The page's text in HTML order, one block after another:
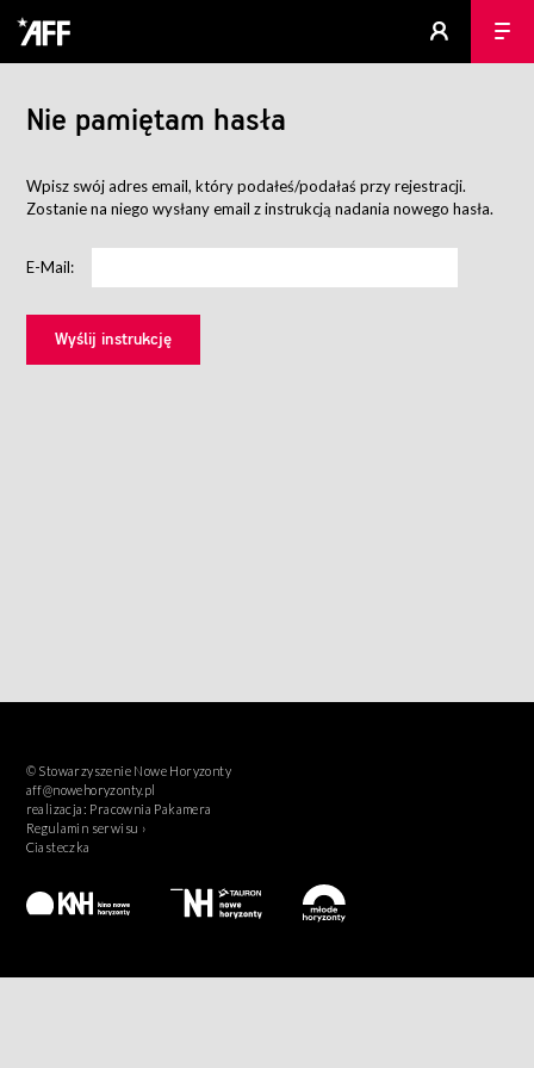
Nie pamiętam hasła
Wpisz swój adres email, który podałeś/podałaś przy rejestracji.
Zostanie na niego wysłany email z instrukcją nadania nowego hasła.
E-Mail:
© Stowarzyszenie Nowe Horyzonty
aff@nowehoryzonty.pl
realizacja: Pracownia Pakamera
Regulamin serwisu ›
Ciasteczka